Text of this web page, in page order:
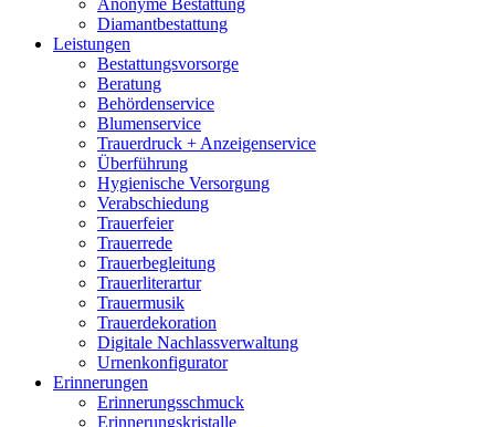
Anonyme Bestattung
Diamantbestattung
Leistungen
Bestattungsvorsorge
Beratung
Behördenservice
Blumenservice
Trauerdruck + Anzeigenservice
Überführung
Hygienische Versorgung
Verabschiedung
Trauerfeier
Trauerrede
Trauerbegleitung
Trauerliterartur
Trauermusik
Trauerdekoration
Digitale Nachlassverwaltung
Urnenkonfigurator
Erinnerungen
Erinnerungsschmuck
Erinnerungskristalle